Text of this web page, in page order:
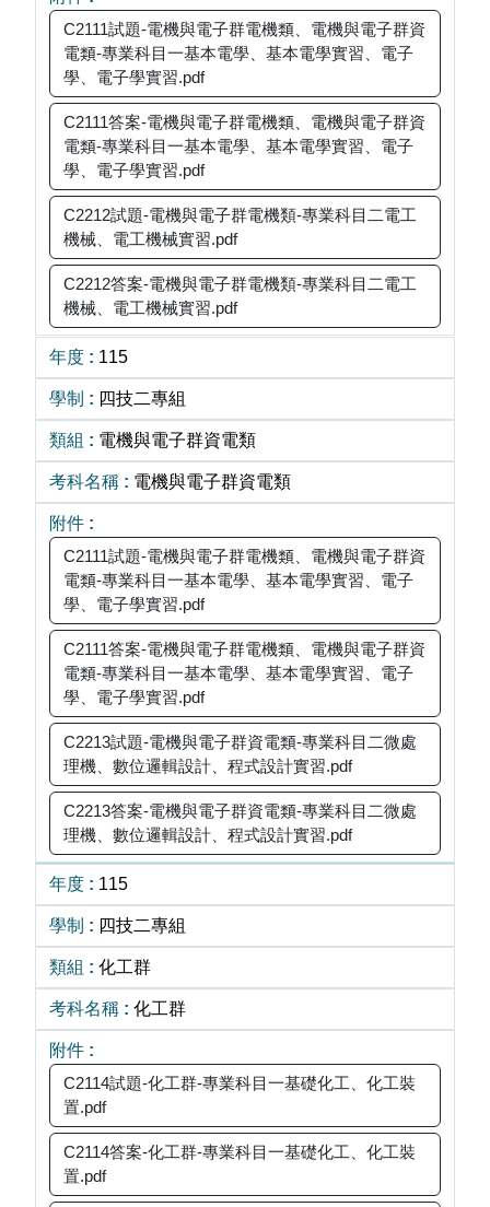
C2111試題-電機與電子群電機類、電機與電子群資
電類-專業科目一基本電學、基本電學實習、電子
學、電子學實習.pdf
C2111答案-電機與電子群電機類、電機與電子群資
電類-專業科目一基本電學、基本電學實習、電子
學、電子學實習.pdf
C2212試題-電機與電子群電機類-專業科目二電工
機械、電工機械實習.pdf
C2212答案-電機與電子群電機類-專業科目二電工
機械、電工機械實習.pdf
115
四技二專組
電機與電子群資電類
電機與電子群資電類
C2111試題-電機與電子群電機類、電機與電子群資
電類-專業科目一基本電學、基本電學實習、電子
學、電子學實習.pdf
C2111答案-電機與電子群電機類、電機與電子群資
電類-專業科目一基本電學、基本電學實習、電子
學、電子學實習.pdf
C2213試題-電機與電子群資電類-專業科目二微處
理機、數位邏輯設計、程式設計實習.pdf
C2213答案-電機與電子群資電類-專業科目二微處
理機、數位邏輯設計、程式設計實習.pdf
115
四技二專組
化工群
化工群
C2114試題-化工群-專業科目一基礎化工、化工裝
置.pdf
C2114答案-化工群-專業科目一基礎化工、化工裝
置.pdf